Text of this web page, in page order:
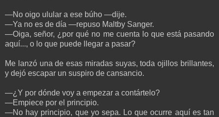
—No oigo ulular a ese búho —dije.
—Ya no es de día —repuso Maltby Sanger.
—Oiga, señor, ¿por qué no me cuenta lo que está pasando
aquí..., o lo que puede llegar a pasar?
Me lanzó una de esas miradas suyas, toda ojillos brillantes,
y dejó escapar un suspiro de cansancio.
—¿Y por dónde voy a empezar a contártelo?
—Empiece por el principio.
—No hay principio, que yo sepa. Lo que ocurre aquí es tan